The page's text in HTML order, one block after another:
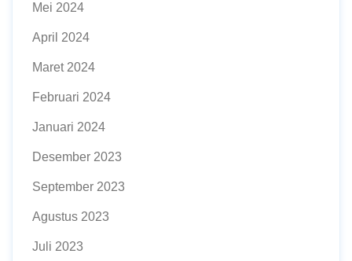
Mei 2024
April 2024
Maret 2024
Februari 2024
Januari 2024
Desember 2023
September 2023
Agustus 2023
Juli 2023